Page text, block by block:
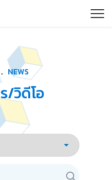
the page as possible:
NEWS
/วิดีโอ